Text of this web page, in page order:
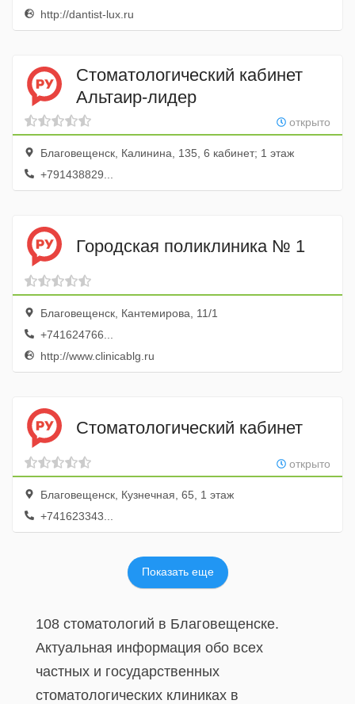
http://dantist-lux.ru
Стоматологический кабинет
Альтаир-лидер
открыто
Благовещенск, Калинина, 135, 6 кабинет; 1 этаж
+791438829...
Городская поликлиника № 1
Благовещенск, Кантемирова, 11/1
+741624766...
http://www.clinicablg.ru
Стоматологический кабинет
открыто
Благовещенск, Кузнечная, 65, 1 этаж
+741623343...
Показать еще
108 стоматологий в Благовещенске.
Актуальная информация обо всех
частных и государственных
стоматологических клиниках в